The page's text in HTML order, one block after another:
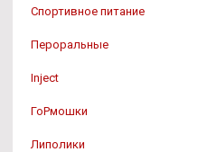
Спортивное питание
Пероральные
Inject
ГоРмошки
Липолики